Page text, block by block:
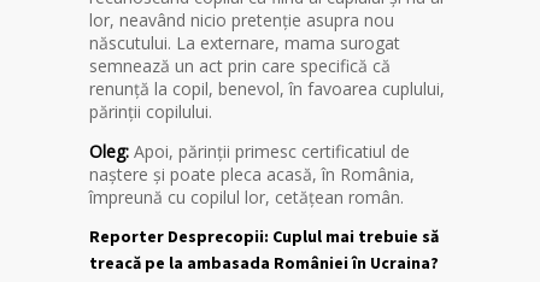
lor, neavând nicio pretenție asupra nou
născutului. La externare, mama surogat
semnează un act prin care specifică că
renunță la copil, benevol, în favoarea cuplului,
părinții copilului.
Oleg: Apoi, părinții primesc certificatiul de
naștere și poate pleca acasă, în România,
împreună cu copilul lor, cetățean român.
Reporter Desprecopii: Cuplul mai trebuie să
treacă pe la ambasada României în Ucraina?